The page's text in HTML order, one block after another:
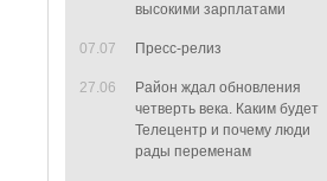
высокими зарплатами
07.07 Пресс-релиз
27.06
Район ждал обновления
четверть века. Каким будет
Телецентр и почему люди
рады переменам